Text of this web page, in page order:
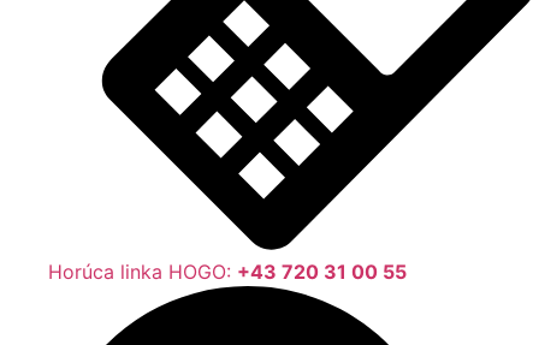
Horúca linka HOGO: +43 720 31 00 55